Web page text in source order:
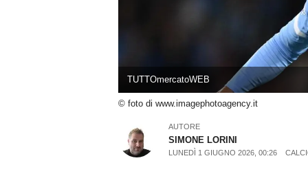
TUTTOmercatoWEB
© foto di www.imagephotoagency.it
AUTORE
SIMONE LORINI
LUNEDÌ 1 GIUGNO 2026, 00:26